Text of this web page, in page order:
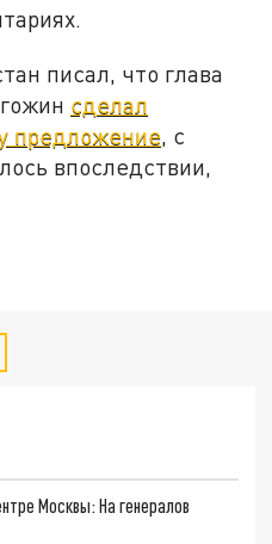
писал, что глава
сделал
предложение , с
впоследствии,
Москвы: На генералов